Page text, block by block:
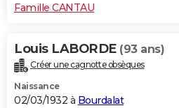
Famille CANTAU
Louis LABORDE (93 ans)
Créer une cagnotte obsèques
Naissance
02/03/1932 à Bourdalat